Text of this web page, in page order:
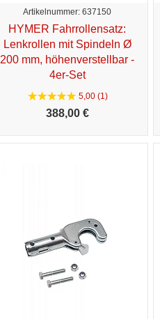
Artikelnummer: 637150
HYMER Fahrrollensatz:
Lenkrollen mit Spindeln Ø
200 mm, höhenverstellbar -
4er-Set
5,00 (1)
388,00 €